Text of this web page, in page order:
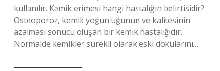
kullanılır. Kemik erimesi hangi hastalığın belirtisidir?
Osteoporoz, kemik yoğunluğunun ve kalitesinin
azalması sonucu oluşan bir kemik hastalığıdır.
Normalde kemikler sürekli olarak eski dokularını…